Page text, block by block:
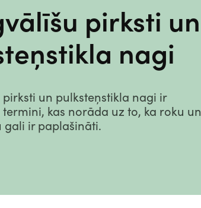
pirksti un
nagi
un pulksteņstikla nagi ir
kas norāda uz to, ka roku un
gali ir paplašināti.